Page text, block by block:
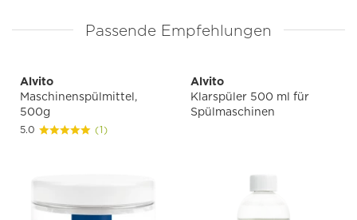
Passende Empfehlungen
Alvito
Maschinenspülmittel,
500g
5.0 (1)
Alvito
Klarspüler 500 ml für
Spülmaschinen